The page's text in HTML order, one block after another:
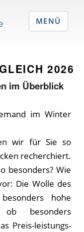
2026
im Überblick
im Winter
wir für Sie so
recherchiert.
besonders? Wie
Die Wolle des
hohe
besonders
Preis-leistungs-
MENÜ